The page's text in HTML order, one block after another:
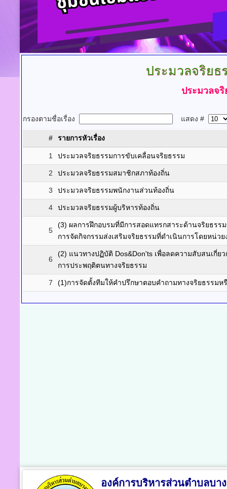
ประมวลจริยธ
ประมวลจ
กรองตามชื่อเรื่อง แสดง #
# รายการหัวเรื่อง
1 ประมวลจริยธรรมการขับเคลื่อนจริยธรรม
2 ประมวลจริยธรรมสมาชิกสภาท้องถิ่น
3 ประมวลจริยธรรมพนักงานส่วนท้องถิ่น
4 ประมวลจริยธรรมผู้บริหารท้องถิ่น
5
(3) ผลการฝึกอบรมที่มีการสอดแทรกสาระด้านจริยธรร
การจัดกิจกรรมส่งเสริมจริยธรรมที่ดำเนินการโดยหน่ว
6
(2) แนวทางปฏิบัติ Dos&Don'ts เพื่อลดความสับสนเกี่ย
การประพฤติตนทางจริยธรรม
7 (1)การจัดตั้งทีมให้คำปรึกษาตอบคำถามทางจริยธรรม
องค์การบริหารส่วนตำบลบา